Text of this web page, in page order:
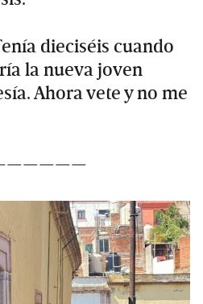
dieciséis cuando
la nueva joven
Ahora vete y no me